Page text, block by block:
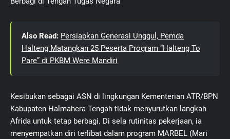
Also Read: Persiapkan Generasi Unggul, Pemda
Halteng Matangkan 25 Peserta Program “Halteng To
Pare” di PKBM Were Mandiri
Kesibukan sebagai ASN di lingkungan Kementerian ATR/BPN
Kabupaten Halmahera Tengah tidak menyurutkan langkah
Afrida untuk tetap berbagi. Di sela rutinitas pekerjaan, ia
menyempatkan diri terlibat dalam program MARBEL (Mari